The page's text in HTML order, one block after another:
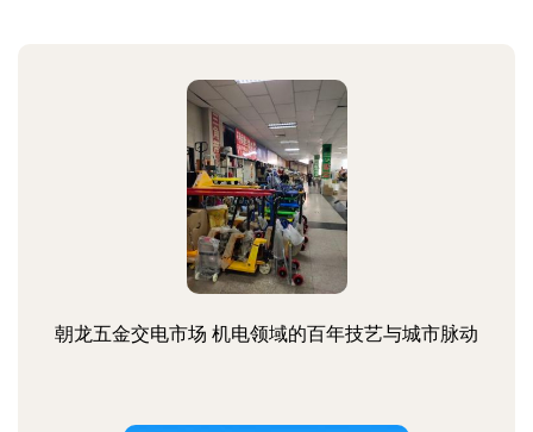
朝龙五金交电市场 机电领域的百年技艺与城市脉动